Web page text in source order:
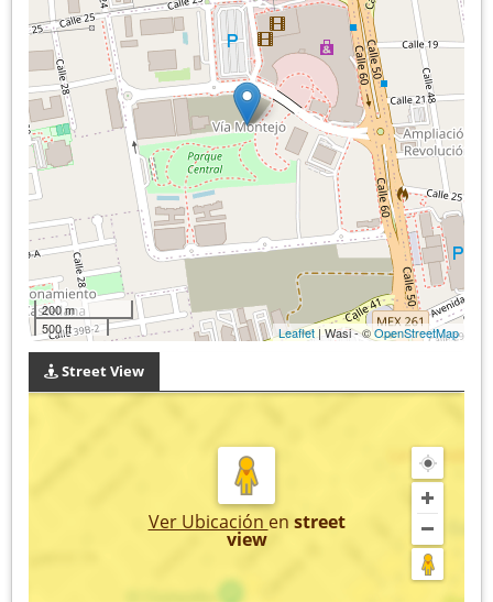
200 m
500 ft
Leaflet | Wasi - ©OpenStreetMap
Street View
Ver Ubicación en street
view